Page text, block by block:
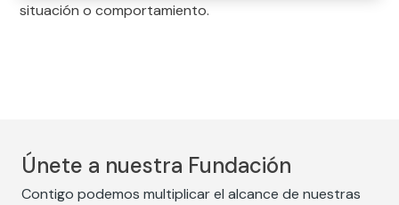
situación o comportamiento.
Únete a nuestra Fundación
Contigo podemos multiplicar el alcance de nuestras